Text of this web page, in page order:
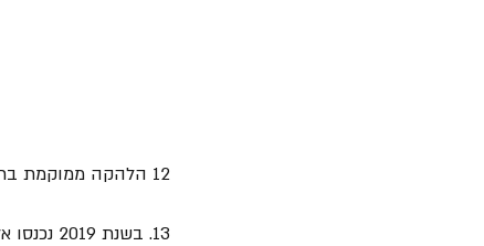
12 הלהקה ממוקמת ברשימת 100 האומנים הגדולים בכל הזמנים של VH1.
13. בשנת 2019 נכנסו אליוט וחברי הלהקה להיכל התהילה של הרוקנרול.